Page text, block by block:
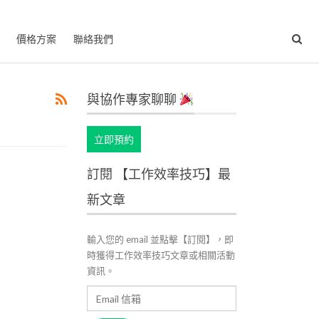
價格方案 聯絡我們
與協作專家聊聊
立即預約
訂閱 【工作效率技巧】最
新文章
輸入您的 email 並點擊【訂閱】，即
時獲得工作效率技巧文章或相關活動
資訊。
信